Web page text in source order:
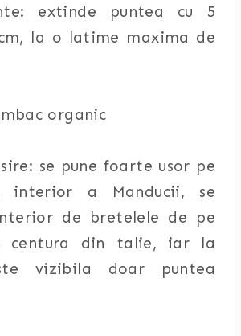
extinde puntea cu 5
la o latime maxima de
organic
se pune foarte usor pe
interior a Manducii, se
de bretelele de pe
centura din talie, iar la
vizibila doar puntea